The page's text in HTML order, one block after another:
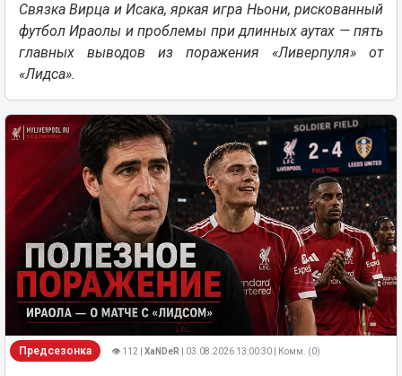
Связка Вирца и Исака, яркая игра Ньони, рискованный
футбол Ираолы и проблемы при длинных аутах — пять
главных выводов из поражения «Ливерпуля» от
«Лидса».
Предсезонка 👁 112 | XaNDeR | 03.08.2026 13:00:30 | Комм. (0)